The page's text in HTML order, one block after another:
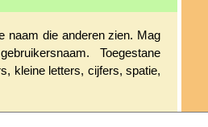
naam die anderen zien. Mag
Toegestane
kleine letters, cijfers, spatie,